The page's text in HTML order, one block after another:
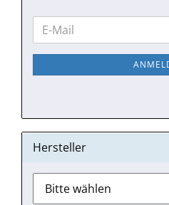
WEITER
ZUR
NEWSLETTER-
E-
Mail
Hersteller